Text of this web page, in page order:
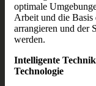
optimale
Arbeit und die Basis
arrangieren und der
werden.
Intelligente
Technologie